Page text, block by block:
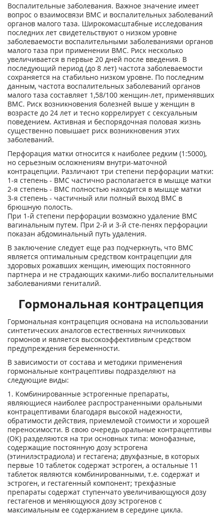
Воспалительные заболевания. Важное значение имеет
вопрос о взаимосвязи ВМС и воспалительных заболеваний
органов малого таза. Широкомасштабные исследования
последних лет свидетельствуют о низком уровне
заболеваемости воспалительными заболеваниями органов
малого таза при применении ВМС. Риск несколько
увеличивается в первые 20 дней после введения. В
последующий период (до 8 лет) частота заболеваемости
сохраняется на стабильно низком уровне. По последним
данным, частота воспалительных заболеваний органов
малого таза составляет 1,58/100 женщин-лет, применявших
ВМС. Риск возникновения болезней выше у женщин в
возрасте до 24 лет и тесно коррелирует с сексуальным
поведением. Активная и беспорядочная половая жизнь
существенно повышает риск возникновения этих
заболеваний.
Перфорация матки относится к наиболее редким (1:5000),
но серьезным осложнениям внутри-маточной
контрацепции. Различают три степени перфорации матки:
1-я степень - ВМС частично располагается в мышце матки
2-я степень - ВМС полностью находится в мышце матки
3-я степень - частичный или полный выход ВМС в
брюшную полость.
При 1-й степени перфорации возможно удаление ВМС
вагинальным путем. При 2-й и 3-й сте-пенях перфорации
показан абдоминальный путь удаления.
В заключение следует еще раз подчеркнуть, что ВМС
является оптимальным средством контрацепции для
здоровых рожавших женщин, имеющих постоянного
партнера и не страдающих какими-либо воспалительными
заболеваниями гениталий.
Гормональная контрацепция
Гормональная контрацепция основана на использовании
синтетических аналогов естественных яичниковых
гормонов и является высокоэффективным средством
предупреждения беременности.
В зависимости от состава и методики применения
гормональные контрацептивы подразделяют на
следующие виды:
1. Комбинированные эстрогенные препараты,
являющиеся наиболее распространенными оральными
контрацептивами благодаря высокой надежности,
обратимости действия, приемлемой стоимости и хорошей
переносимости. В свою очередь оральные контрацептивы
(ОК) разделяются на три основных типа: монофазные,
содержащие постоянную дозу эстрогена
(этинилэстрадиола) и гестагена; двухфазные, в которых
первые 10 таблеток содержат эстроген, а остальные 11
таблеток являются комбинированными, т.е. содержат и
эстроген, и гестагенный компонент; трехфазные
препараты содержат ступенчато увеличивающуюся дозу
гестагенов и меняющуюся дозу эстрогенов с
максимальным ее содержанием в середине цикла.